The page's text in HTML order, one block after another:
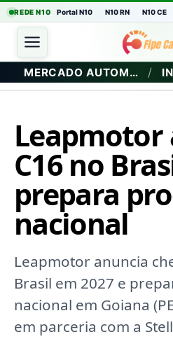
REDE N10 Portal N10 N10 RN N10 CE
MERCADO AUTOMOTIVO /
Leapmotor
C16 no
prepara
nacional
Leapmotor anuncia
Brasil em 2027 e
nacional em Goiana
em parceria com a